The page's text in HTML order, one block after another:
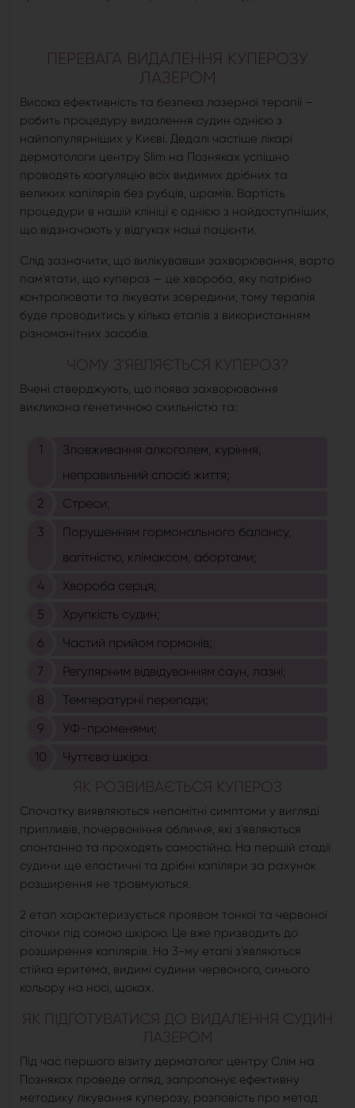
ПЕРЕВАГА ВИДАЛЕННЯ КУПЕРОЗУ
ЛАЗЕРОМ
Висока ефективність та безпека лазерної терапії –
робить процедуру видалення судин однією з
найпопулярніших у Києві. Дедалі частіше лікарі
дерматологи центру Slim на Позняках успішно
проводять коагуляцію всіх видимих дрібних та
великих капілярів без рубців, шрамів. Вартість
процедури в нашій клініці є однією з найдоступніших,
що відзначають у відгуках наші пацієнти.
Слід зазначити, що вилікувавши захворювання, варто
пам'ятати, що купероз — це хвороба, яку потрібно
контролювати та лікувати зсередини, тому терапія
буде проводитись у кілька етапів з використанням
різноманітних засобів.
ЧОМУ З'ЯВЛЯЄТЬСЯ КУПЕРОЗ?
Вчені стверджують, що поява захворювання
викликана генетичною схильністю та:
Зловживання алкоголем, куріння,
неправильний спосіб життя;
Стреси;
Порушенням гормонального балансу,
вагітністю, клімаксом, абортами;
Хвороба серця;
Хрупкість судин;
Частий прийом гормонів;
Регулярним відвідуванням саун, лазні;
Температурні перепади;
УФ-променями;
Чуттєва шкіра.
ЯК РОЗВИВАЄТЬСЯ КУПЕРОЗ
Спочатку виявляються непомітні симптоми у вигляді
припливів, почервоніння обличчя, які з'являються
спонтанно та проходять самостійно. На першій стадії
судини ще еластичні та дрібні капіляри за рахунок
розширення не травмуються.
2 етап характеризується проявом тонкої та червоної
сіточки під самою шкірою. Це вже призводить до
розширення капілярів. На 3-му етапі з'являються
стійка еритема, видимі судини червоного, синього
кольору на носі, щоках.
ЯК ПІДГОТУВАТИСЯ ДО ВИДАЛЕННЯ СУДИН
ЛАЗЕРОМ
Під час першого візиту дерматолог центру Слім на
Позняках проведе огляд, запропонує ефективну
методику лікування куперозу, розповість про метод